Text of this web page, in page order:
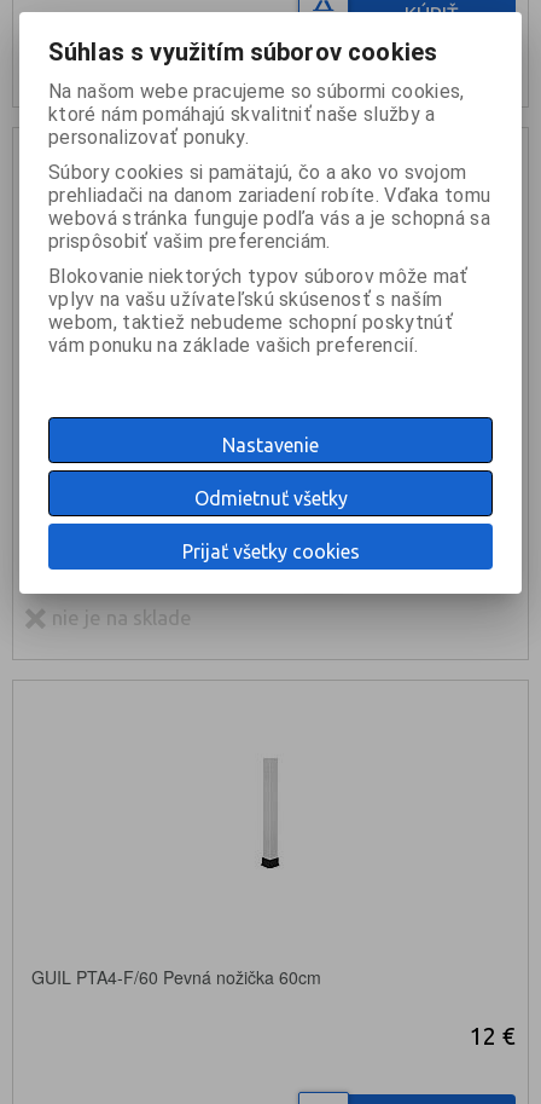
KÚPIŤ
nie je na sklade
GUIL PTA5-T/60-100 Nastaviteľná nožička 60-100cm
53 €
KÚPIŤ
nie je na sklade
GUIL PTA4-F/60 Pevná nožička 60cm
12 €
Súhlas s využitím súborov cookies
Na našom webe pracujeme so súbormi cookies,
ktoré nám pomáhajú skvalitniť naše služby a
personalizovať ponuky.
Súbory cookies si pamätajú, čo a ako vo svojom
prehliadači na danom zariadení robíte. Vďaka tomu
webová stránka funguje podľa vás a je schopná sa
prispôsobiť vašim preferenciám.
Blokovanie niektorých typov súborov môže mať
vplyv na vašu užívateľskú skúsenosť s naším
webom, taktiež nebudeme schopní poskytnúť
vám ponuku na základe vašich preferencií.
Nastavenie
Odmietnuť všetky
Prijať všetky cookies